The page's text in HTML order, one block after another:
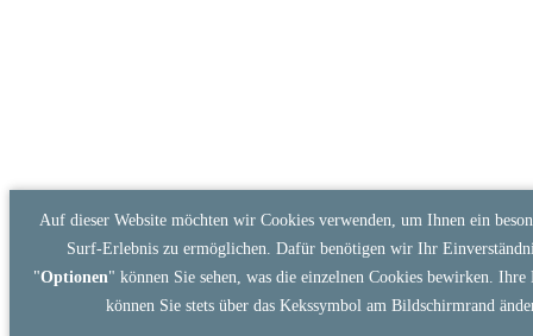
Auf dieser Website möchten wir Cookies verwenden, um Ihnen ein
Surf-Erlebnis zu ermöglichen. Dafür benötigen wir Ihr
"Optionen" können Sie sehen, was die einzelnen Cookies bewirken. Ihre
können Sie stets über das Kekssymbol am Bildschirmrand